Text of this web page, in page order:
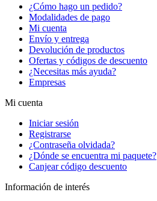
¿Cómo hago un pedido?
Modalidades de pago
Mi cuenta
Envío y entrega
Devolución de productos
Ofertas y códigos de descuento
¿Necesitas más ayuda?
Empresas
Mi cuenta
Iniciar sesión
Registrarse
¿Contraseña olvidada?
¿Dónde se encuentra mi paquete?
Canjear código descuento
Información de interés